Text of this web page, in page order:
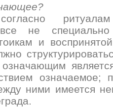
ритуалам
не
и
означаемое;
ними имеется